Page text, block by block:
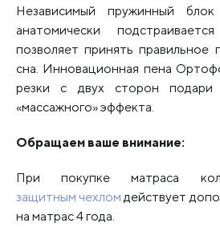
Независимый пружинный
анатомически
позволяет принять правильное
сна. Инновационная пена
резки с двух сторон подари
«массажного» эффекта.
Обращаем ваше внимание:
При покупке матраса
защитным чехлом действует
на матрас 4 года.